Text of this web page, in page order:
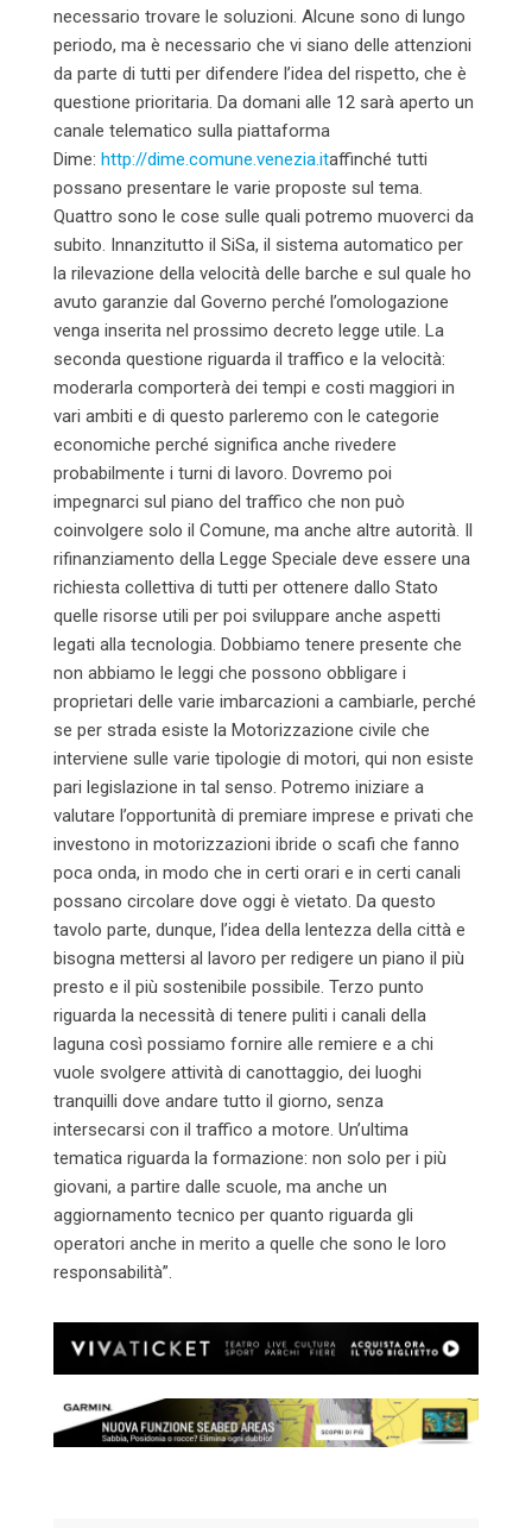
necessario trovare le soluzioni. Alcune sono di lungo
periodo, ma è necessario che vi siano delle attenzioni
da parte di tutti per difendere l’idea del rispetto, che è
questione prioritaria. Da domani alle 12 sarà aperto un
canale telematico sulla piattaforma
Dime: http://dime.comune.venezia.itaffinché tutti
possano presentare le varie proposte sul tema.
Quattro sono le cose sulle quali potremo muoverci da
subito. Innanzitutto il SiSa, il sistema automatico per
la rilevazione della velocità delle barche e sul quale ho
avuto garanzie dal Governo perché l’omologazione
venga inserita nel prossimo decreto legge utile. La
seconda questione riguarda il traffico e la velocità:
moderarla comporterà dei tempi e costi maggiori in
vari ambiti e di questo parleremo con le categorie
economiche perché significa anche rivedere
probabilmente i turni di lavoro. Dovremo poi
impegnarci sul piano del traffico che non può
coinvolgere solo il Comune, ma anche altre autorità. Il
rifinanziamento della Legge Speciale deve essere una
richiesta collettiva di tutti per ottenere dallo Stato
quelle risorse utili per poi sviluppare anche aspetti
legati alla tecnologia. Dobbiamo tenere presente che
non abbiamo le leggi che possono obbligare i
proprietari delle varie imbarcazioni a cambiarle, perché
se per strada esiste la Motorizzazione civile che
interviene sulle varie tipologie di motori, qui non esiste
pari legislazione in tal senso. Potremo iniziare a
valutare l’opportunità di premiare imprese e privati che
investono in motorizzazioni ibride o scafi che fanno
poca onda, in modo che in certi orari e in certi canali
possano circolare dove oggi è vietato. Da questo
tavolo parte, dunque, l’idea della lentezza della città e
bisogna mettersi al lavoro per redigere un piano il più
presto e il più sostenibile possibile. Terzo punto
riguarda la necessità di tenere puliti i canali della
laguna così possiamo fornire alle remiere e a chi
vuole svolgere attività di canottaggio, dei luoghi
tranquilli dove andare tutto il giorno, senza
intersecarsi con il traffico a motore. Un’ultima
tematica riguarda la formazione: non solo per i più
giovani, a partire dalle scuole, ma anche un
aggiornamento tecnico per quanto riguarda gli
operatori anche in merito a quelle che sono le loro
responsabilità”.